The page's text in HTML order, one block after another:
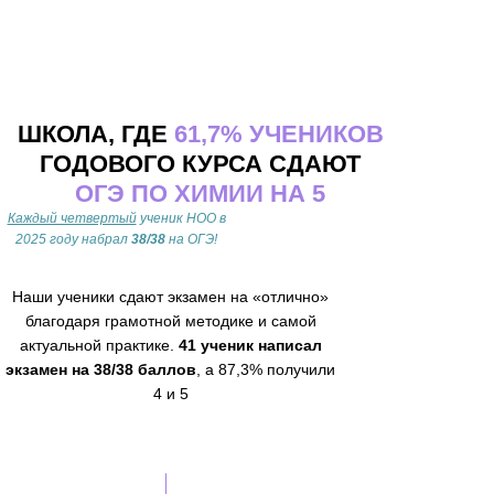
ШКОЛА, ГДЕ 61,7% УЧЕНИКОВ
ГОДОВОГО КУРСА СДАЮТ
ОГЭ ПО ХИМИИ НА 5
Каждый четвертыйученик НОО в
2025 году набрал 38/38 на ОГЭ!
Наши ученики сдают экзамен на «отлично»
благодаря грамотной методике и самой
актуальной практике. 41 ученик написал
экзамен на 38/38 баллов , а 87,3% получили
4 и 5